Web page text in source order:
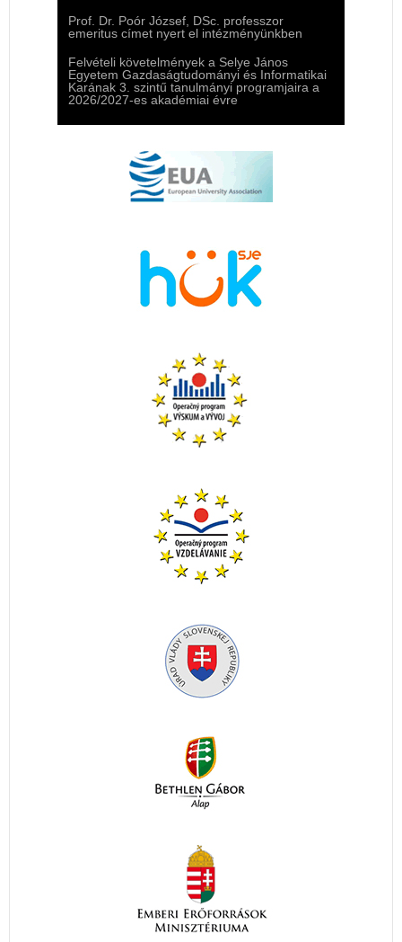
Prof. Dr. Poór József, DSc. professzor
emeritus címet nyert el intézményünkben
Felvételi követelmények a Selye János
Egyetem Gazdaságtudományi és Informatikai
Karának 3. szintű tanulmányi programjaira a
2026/2027-es akadémiai évre